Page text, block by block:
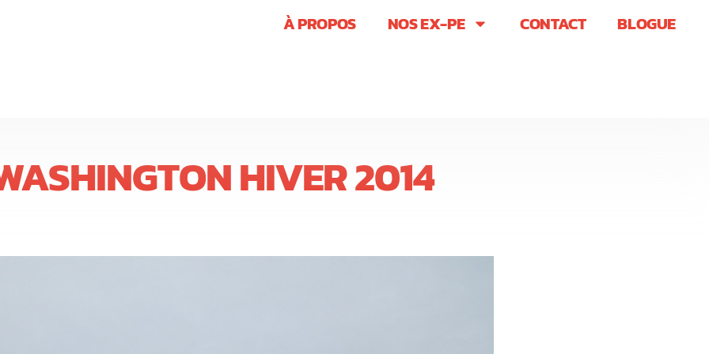
À PROPOS NOS EX-PE CONTACT BLOGUE
HIVER 2014